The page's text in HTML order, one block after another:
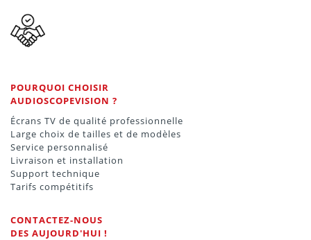
POURQUOI CHOISIR
AUDIOSCOPEVISION ?
Écrans TV de qualité professionnelle
Large choix de tailles et de modèles
Service personnalisé
Livraison et installation
Support technique
Tarifs compétitifs
CONTACTEZ-NOUS
DES AUJOURD'HUI !